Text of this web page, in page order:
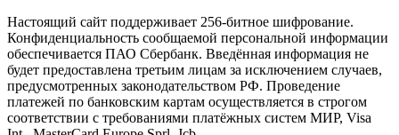
Настоящий сайт поддерживает 256-битное шифрование.
Конфиденциальность сообщаемой персональной информации
обеспечивается ПАО Сбербанк. Введённая информация не
будет предоставлена третьим лицам за исключением случаев,
предусмотренных законодательством РФ. Проведение
платежей по банковским картам осуществляется в строгом
соответствии с требованиями платёжных систем МИР, Visa